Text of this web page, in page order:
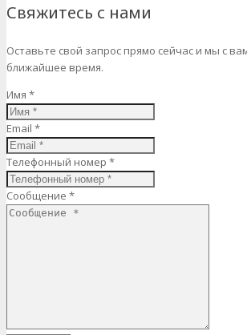
Свяжитесь с нами
Оставьте свой запрос прямо сейчас и мы с
ближайшее время.
Имя *
Email *
Телефонный номер *
Сообщение *